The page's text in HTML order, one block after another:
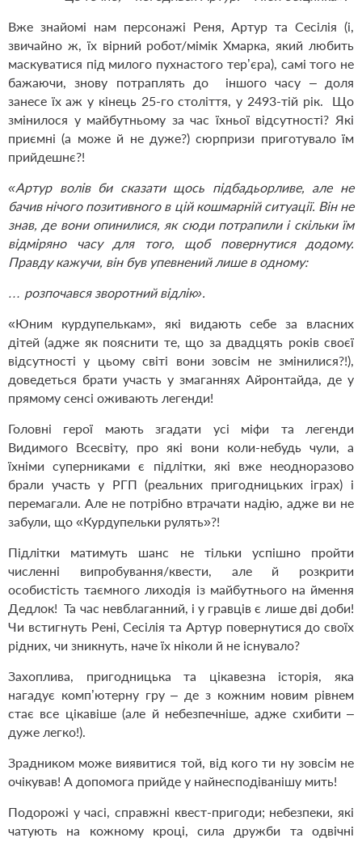
Вже знайомі нам персонажі Реня, Артур та Сесілія (і,
звичайно ж, їх вірний робот/мімік Хмарка, який любить
маскуватися під милого пухнастого тер’єра), самі того не
бажаючи, знову потраплять до іншого часу – доля
занесе їх аж у кінець 25-го століття, у 2493-тій рік. Що
змінилося у майбутньому за час їхньої відсутності? Які
приємні (а може й не дуже?) сюрпризи приготувало їм
прийдешнє?!
«Артур волів би сказати щось підбадьорливе, але не
бачив нічого позитивного в цій кошмарній ситуації. Він не
знав, де вони опинилися, як сюди потрапили і скільки їм
відміряно часу для того, щоб повернутися додому.
Правду кажучи, він був упевнений лише в одному:
… розпочався зворотний відлік».
«Юним курдупелькам», які видають себе за власних
дітей (адже як пояснити те, що за двадцять років своєї
відсутності у цьому світі вони зовсім не змінилися?!),
доведеться брати участь у змаганнях Айронтайда, де у
прямому сенсі оживають легенди!
Головні герої мають згадати усі міфи та легенди
Видимого Всесвіту, про які вони коли-небудь чули, а
їхніми суперниками є підлітки, які вже неодноразово
брали участь у РГП (реальних пригодницьких іграх) і
перемагали. Але не потрібно втрачати надію, адже ви не
забули, що «Курдупельки рулять»?!
Підлітки матимуть шанс не тільки успішно пройти
численні випробування/квести, але й розкрити
особистість таємного лиходія із майбутнього на ймення
Дедлок! Та час невблаганний, і у гравців є лише дві доби!
Чи встигнуть Рені, Сесілія та Артур повернутися до своїх
рідних, чи зникнуть, наче їх ніколи й не існувало?
Захоплива, пригодницька та цікавезна історія, яка
нагадує комп’ютерну гру – де з кожним новим рівнем
стає все цікавіше (але й небезпечніше, адже схибити –
дуже легко!).
Зрадником може виявитися той, від кого ти ну зовсім не
очікував! А допомога прийде у найнесподіванішу мить!
Подорожі у часі, справжні квест-пригоди; небезпеки, які
чатують на кожному кроці, сила дружби та одвічні